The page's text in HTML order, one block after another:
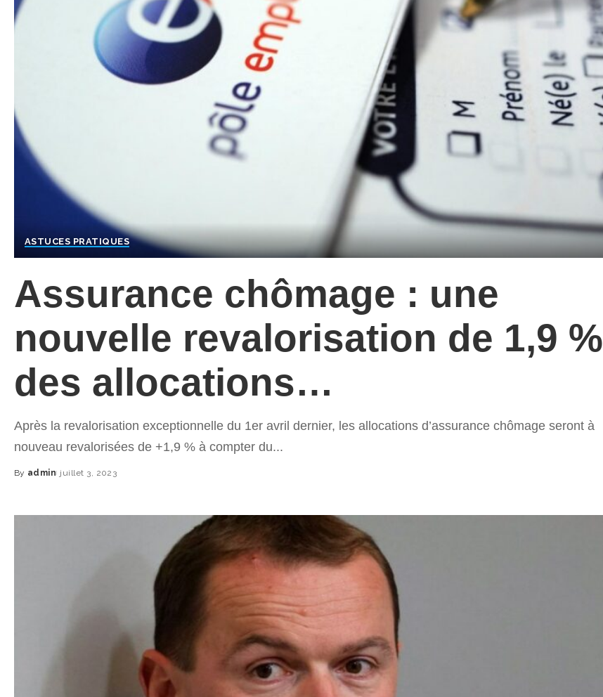
ASTUCES PRATIQUES
Assurance chômage : une
nouvelle revalorisation de 1,9 %
des allocations…
Après la revalorisation exceptionnelle du 1er avril dernier, les allocations d’assurance chômage seront à
nouveau revalorisées de +1,9 % à compter du...
Posted
By admin juillet 3, 2023